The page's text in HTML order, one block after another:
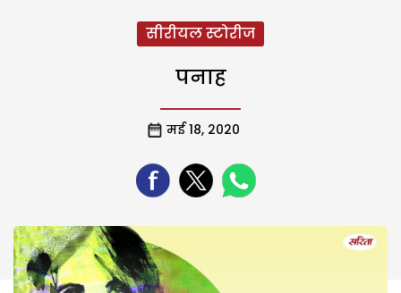
सीरीयल स्टोरीज
पनाह
मई 18, 2020